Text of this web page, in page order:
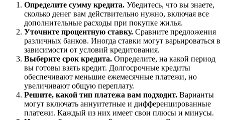
Определите сумму кредита. Убедитесь, что вы знаете,
сколько денег вам действительно нужно, включая все
дополнительные расходы при покупке жилья.
Уточните процентную ставку. Сравните предложения
различных банков. Иногда ставки могут варьироваться в
зависимости от условий кредитования.
Выберите срок кредита. Определите, на какой период
вы готовы взять кредит. Долгосрочные кредиты
обеспечивают меньшие ежемесячные платежи, но
увеличивают общую переплату.
Решите, какой тип платежа вам подходит. Варианты
могут включать аннуитетные и дифференцированные
платежи. Каждый из них имеет свои плюсы и минусы.